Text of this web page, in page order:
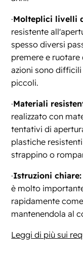
·Molteplici livelli
resistente
spesso diversi
premere e
azioni sono
piccoli.
·Materiali
realizzato con
tentativi di
plastiche
strappino o
·Istruzioni chiare:
è molto
rapidamente
mantenendola al
Leggi di più sui